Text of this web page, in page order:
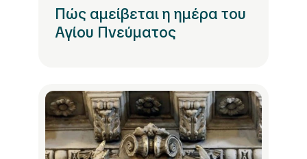
Πώς αμείβεται η ημέρα του
Αγίου Πνεύματος